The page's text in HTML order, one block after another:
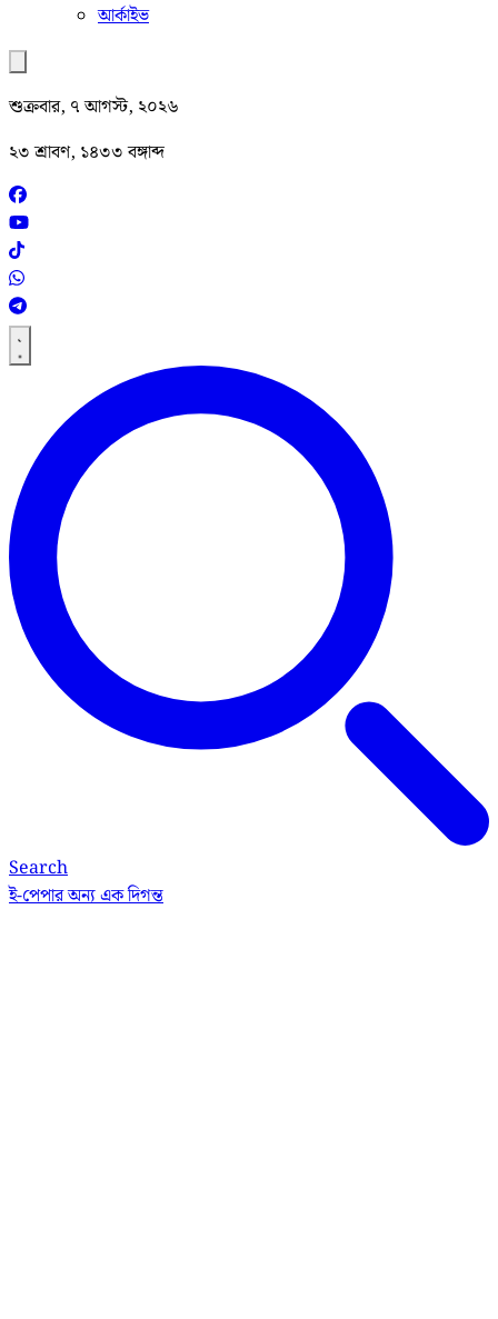
আর্কাইভ
শুক্রবার, ৭ আগস্ট, ২০২৬
২৩ শ্রাবণ, ১৪৩৩ বঙ্গাব্দ
Search
ই-পেপারঅন্য এক দিগন্ত